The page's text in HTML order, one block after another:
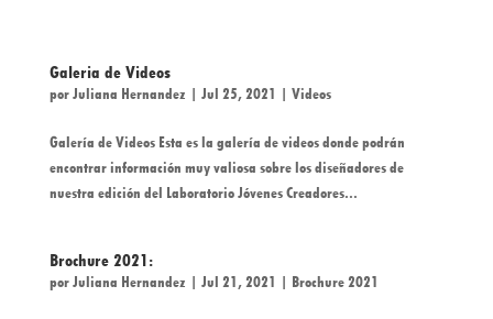
Galeria de Videos
porJuliana Hernandez | Jul 25, 2021 | Videos
Galería de Videos Esta es la galería de videos donde podrán
encontrar información muy valiosa sobre los diseñadores de
nuestra edición del Laboratorio Jóvenes Creadores...
Brochure 2021:
porJuliana Hernandez | Jul 21, 2021 | Brochure 2021